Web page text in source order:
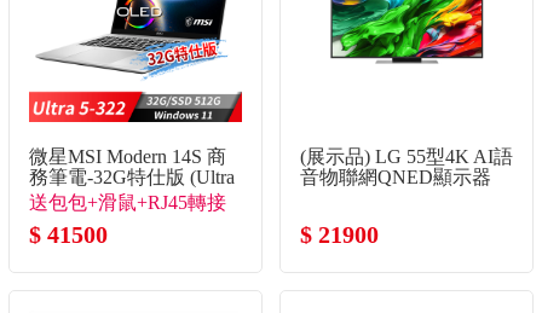
微星MSI Modern 14S 商
務筆電-32G特仕版 (Ultra
5-322/32G/512G
SSD/Win11/銀色)
送包包+滑鼠+RJ45轉接
線
$ 41500
(展示品) LG 55型4K AI語
音物聯網QNED顯示器
$ 21900